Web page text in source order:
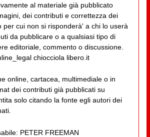
al materiale già pubblicato
dei contributi e correttezza dei
per cui non si risponderà' a chi lo userà
da pubblicare o a qualsiasi tipo di
editoriale, commento o discussione.
chiocciola libero.it
online, cartacea, multimediale o in
dei contributi già pubblicati su
solo citando la fonte egli autori dei
PETER FREEMAN